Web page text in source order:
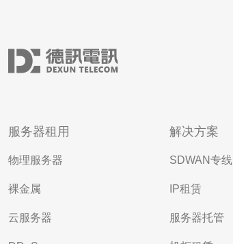
服务器租用
物理服务器
裸金属
云服务器
解决方案
SDWAN专线
IP租赁
服务器托管